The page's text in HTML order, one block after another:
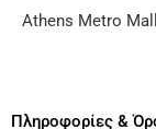
Athens Metro Mall
Πληροφορίες &